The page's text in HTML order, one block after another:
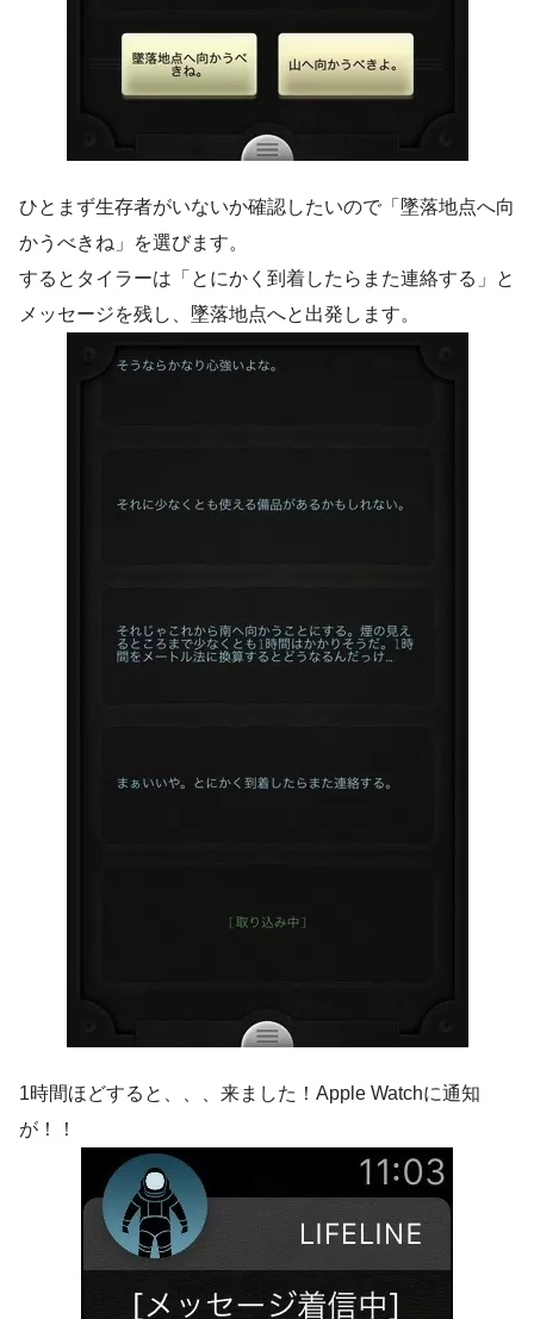
ひとまず生存者がいないか確認したいので「墜落地点へ向
かうべきね」を選びます。
するとタイラーは「とにかく到着したらまた連絡する」と
メッセージを残し、墜落地点へと出発します。
1時間ほどすると、、、来ました！Apple Watchに通知
が！！